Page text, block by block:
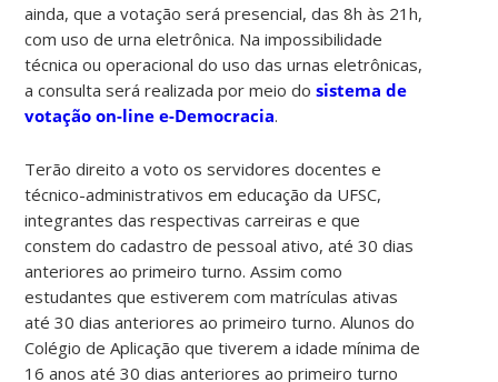
ainda, que a votação será presencial, das 8h às 21h,
com uso de urna eletrônica. Na impossibilidade
técnica ou operacional do uso das urnas eletrônicas,
a consulta será realizada por meio dosistema de
votação on-line e-Democracia.
Terão direito a voto os servidores docentes e
técnico-administrativos em educação da UFSC,
integrantes das respectivas carreiras e que
constem do cadastro de pessoal ativo, até 30 dias
anteriores ao primeiro turno. Assim como
estudantes que estiverem com matrículas ativas
até 30 dias anteriores ao primeiro turno. Alunos do
Colégio de Aplicação que tiverem a idade mínima de
16 anos até 30 dias anteriores ao primeiro turno